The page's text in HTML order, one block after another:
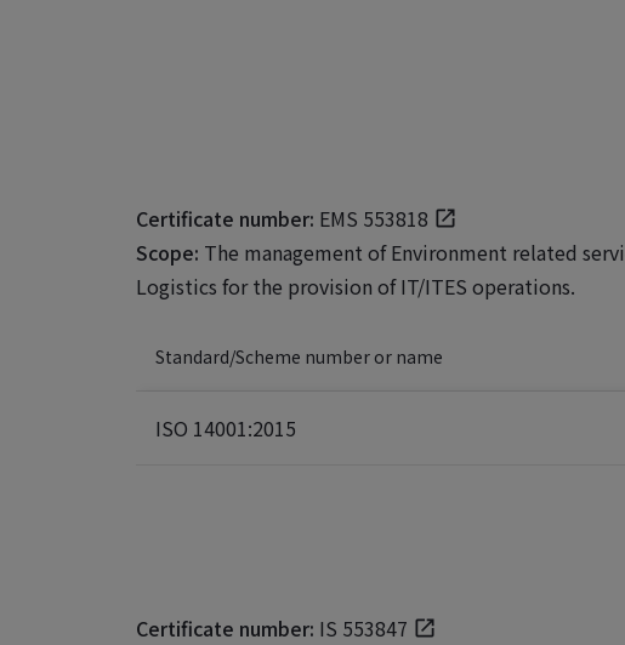
Certificate number: EMS 553818
Scope: The management of Environment related
Logistics for the provision of IT/ITES operations.
Standard/Scheme number or name
ISO 14001:2015
Certificate number: IS 553847